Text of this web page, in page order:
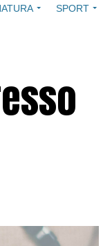
SPORT